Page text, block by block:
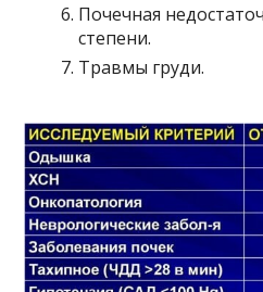
Почечная
степени.
Травмы груди.